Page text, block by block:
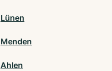
Lünen
Menden
Ahlen